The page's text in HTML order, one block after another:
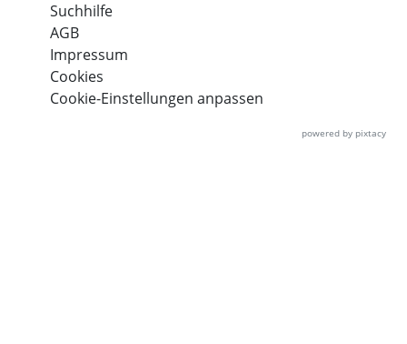
Suchhilfe
AGB
Impressum
Cookies
Cookie-Einstellungen anpassen
powered by pixtacy